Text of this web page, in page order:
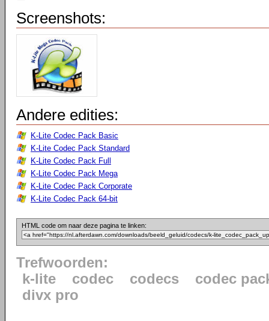
Screenshots:
Andere edities:
K-Lite Codec Pack Basic
K-Lite Codec Pack Standard
K-Lite Codec Pack Full
K-Lite Codec Pack Mega
K-Lite Codec Pack Corporate
K-Lite Codec Pack 64-bit
HTML code om naar deze pagina te linken:
Trefwoorden:
k-lite
codec codecs
codec
divx pro